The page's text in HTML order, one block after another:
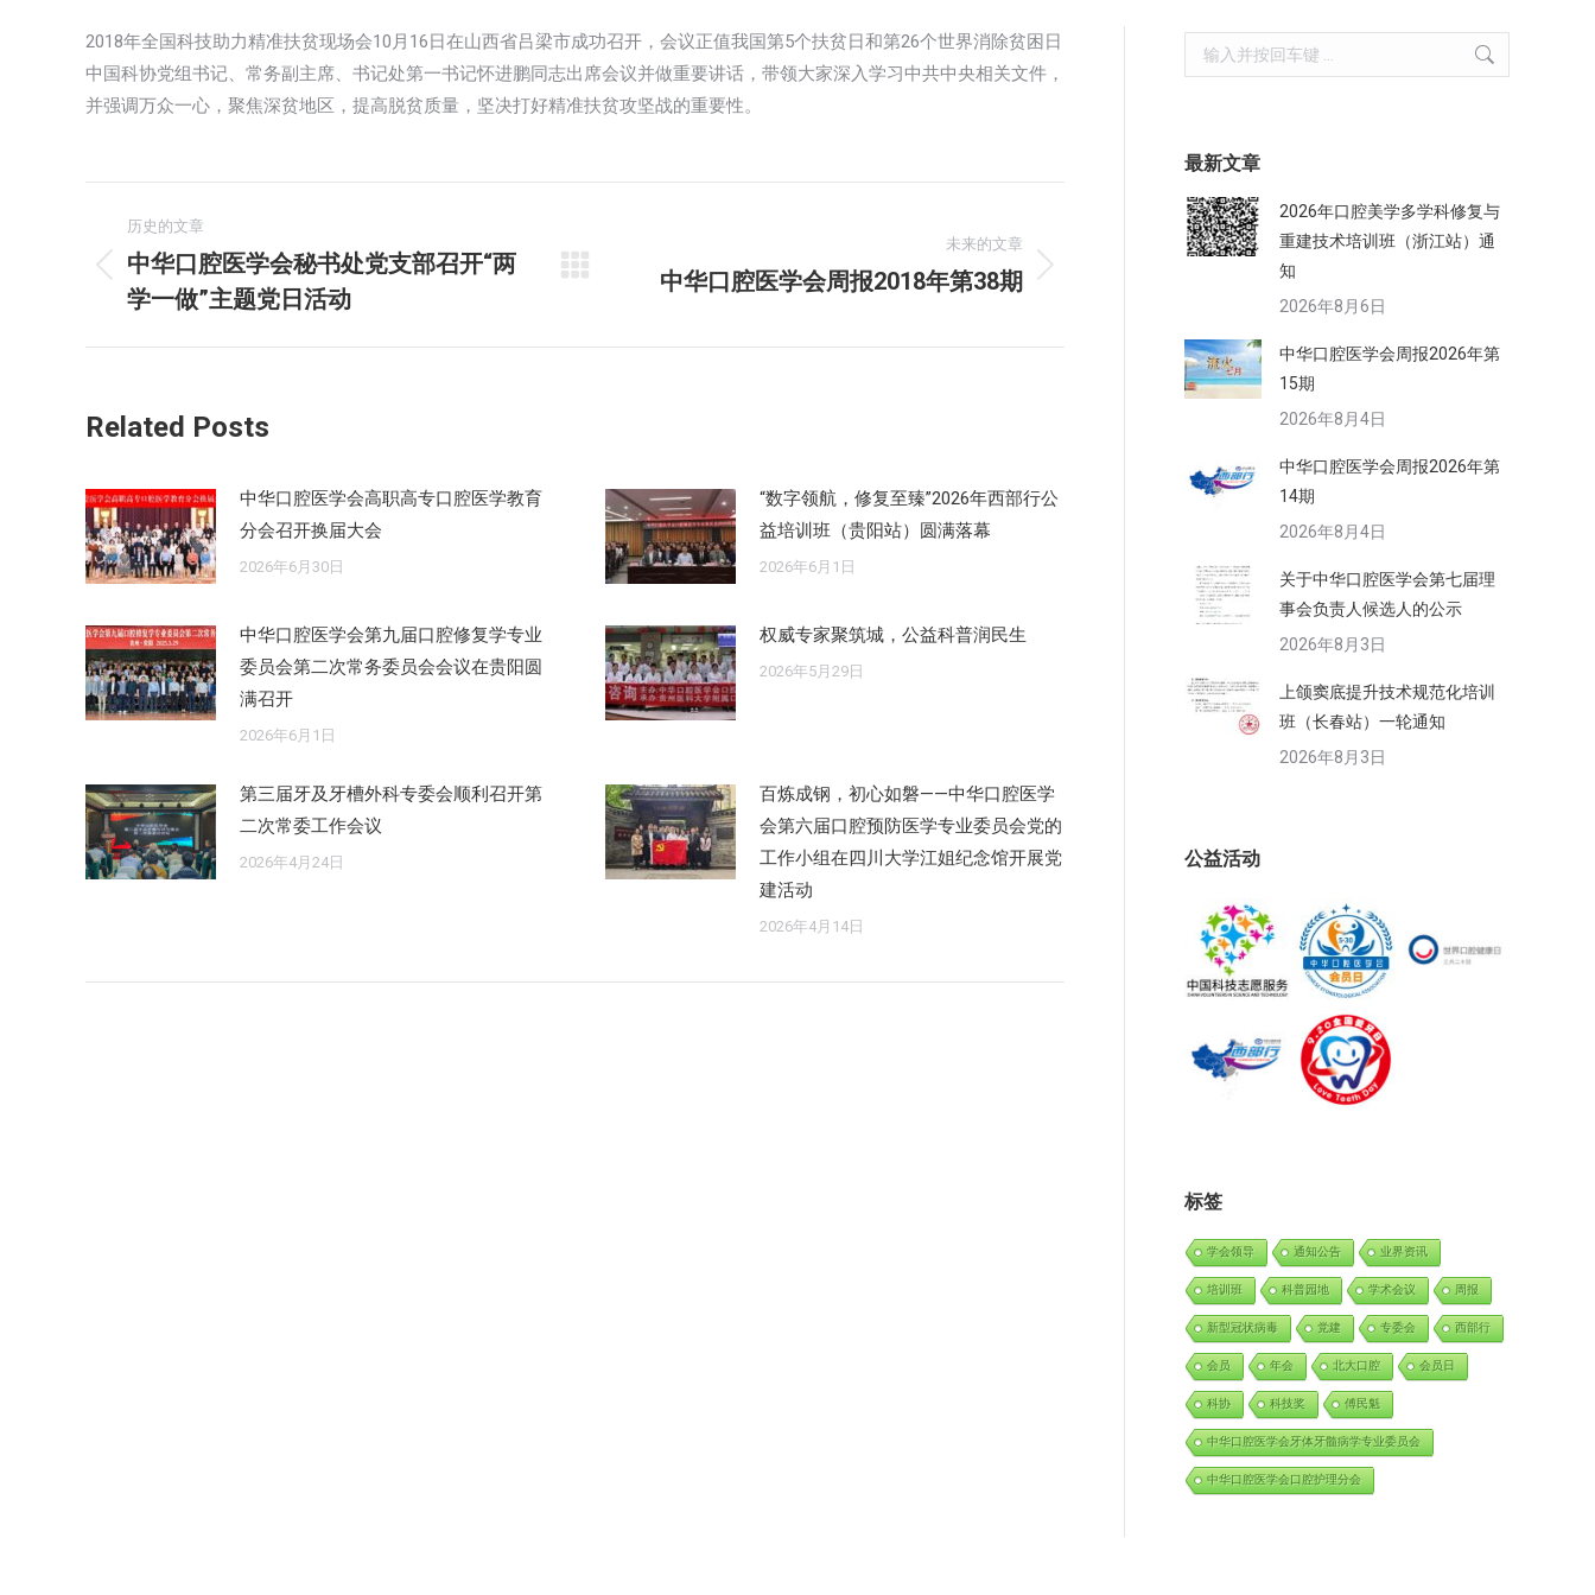
2018年全国科技助力精准扶贫现场会10月16日在山西省吕梁市成功召开，会议正值我国第5个扶贫日和第26个世界消除贫困日
中国科协党组书记、常务副主席、书记处第一书记怀进鹏同志出席会议并做重要讲话，带领大家深入学习中共中央相关文件，
并强调万众一心，聚焦深贫地区，提高脱贫质量，坚决打好精准扶贫攻坚战的重要性。
章
航
历史的文章
历
史
的
中华口腔医学会秘书处党支部召开“两
学一做”主题党日活动
未来的文章
的
中华口腔医学会周报2018年第38期
Related Posts
中华口腔医学会高职高专口腔医学教育
分会召开换届大会
2026年6月30日
“数字领航，修复至臻”2026年西部行公
益培训班（贵阳站）圆满落幕
2026年6月1日
中华口腔医学会第九届口腔修复学专业
委员会第二次常务委员会会议在贵阳圆
满召开
2026年6月1日
权威专家聚筑城，公益科普润民生
2026年5月29日
第三届牙及牙槽外科专委会顺利召开第
二次常委工作会议
2026年4月24日
百炼成钢，初心如磐——中华口腔医学
会第六届口腔预防医学专业委员会党的
工作小组在四川大学江姐纪念馆开展党
建活动
2026年4月14日
Search:
最新文章
2026年口腔美学多学科修复与
重建技术培训班（浙江站）通
知
2026年8月6日
中华口腔医学会周报2026年第
15期
2026年8月4日
中华口腔医学会周报2026年第
14期
2026年8月4日
关于中华口腔医学会第七届理
事会负责人候选人的公示
2026年8月3日
上颌窦底提升技术规范化培训
班（长春站）一轮通知
2026年8月3日
公益活动
标签
学会领导 通知公告 业界资讯
培训班 科普园地 学术会议 周报
新型冠状病毒 党建 专委会 西部行
会员 年会 北大口腔 会员日
科协 科技奖 傅民魁
中华口腔医学会牙体牙髓病学专业委员会
中华口腔医学会口腔护理分会